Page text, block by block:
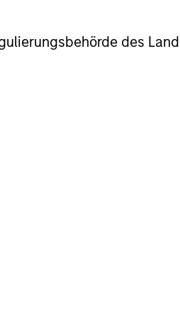
des
Fondsebene abgezogen
maximal anfallende
Fonds und in den für die